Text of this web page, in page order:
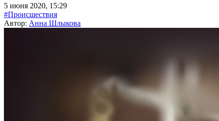
5 июня 2020, 15:29
#Происшествия
Автор: Анна Шлыкова